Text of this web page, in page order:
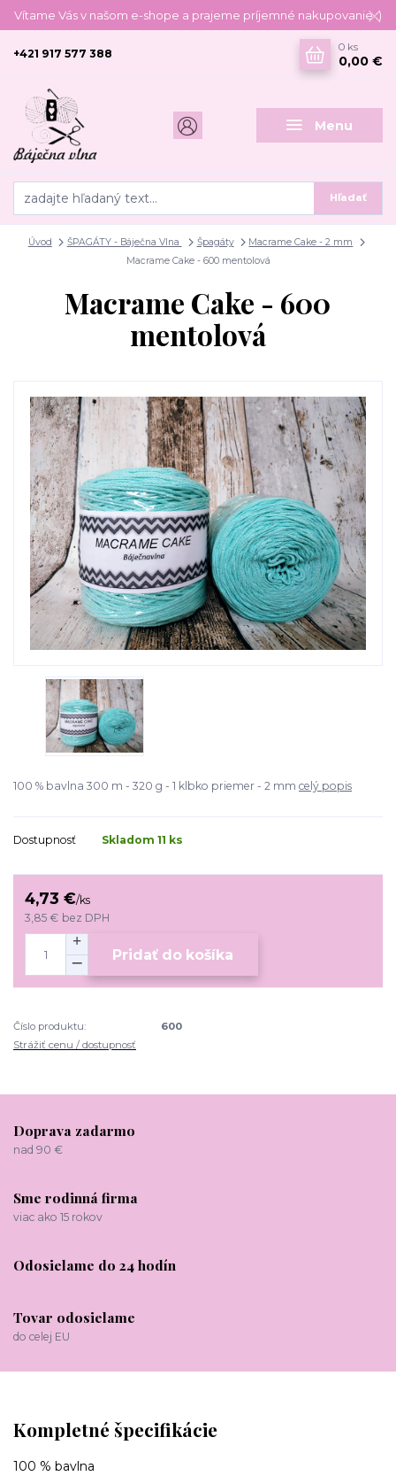
Vítame Vás v našom e-shope a prajeme príjemné nakupovanie :)
Menu
Hľadať
+421 917 577 388
0 ks
0,00 €
Úvod ŠPAGÁTY - Báječna Vlna Špagáty
Macrame Cake - 2 mm
Macrame Cake - 600 mentolová
Macrame Cake - 600
mentolová
100 % bavlna 300 m - 320 g - 1 klbko priemer - 2 mm celý popis
Dostupnosť Skladom 11 ks
4,73 €/ks
3,85 € bez DPH
Pridať do košíka
Číslo produktu:
600
Strážiť cenu / dostupnosť
Doprava zadarmo
nad 90 €
Sme rodinná firma
viac ako 15 rokov
Odosielame do 24 hodín
Tovar odosielame
do celej EU
Kompletné špecifikácie
100 % bavlna